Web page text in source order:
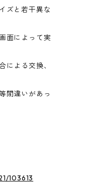
ズと若干異な
面によって実
による交換、
間違いがあっ
103613